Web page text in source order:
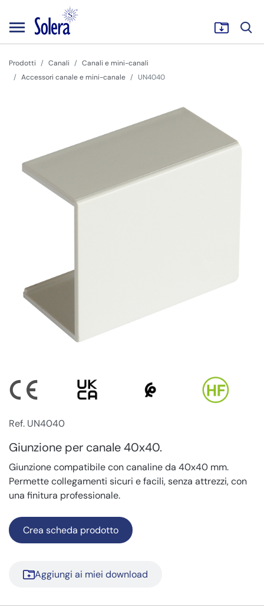
Prodotti Canali
Canali e mini-canali
Accessori canale e mini-canale
UN4040
Ref. UN4040
Giunzione per canale 40x40.
Giunzione compatibile con canaline da 40x40 mm.
Permette collegamenti sicuri e facili, senza attrezzi, con
una finitura professionale.
Crea scheda prodotto
Aggiungi ai miei download